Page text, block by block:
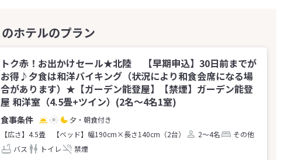
トク赤！お出かけセール★北陸 【早期申込】30日前までが
お得♪夕食は和洋バイキング（状況により和食会席になる場
合があります）★【ガーデン能登屋】【禁煙】ガーデン能登
屋 和洋室（4.5畳+ツイン）(2名～4名1室)
夕・朝食付き
【広さ】4.5畳
【ベッド】幅190cm×長さ140cm（2台） 2～4名
その他
バス
トイレ 禁煙